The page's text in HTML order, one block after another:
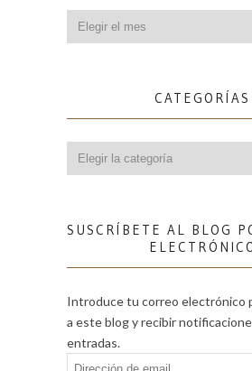
CATEGORÍAS
SUSCRÍBETE AL BLOG
Introduce tu correo electrónico
a este blog y recibir
entradas.
Dirección